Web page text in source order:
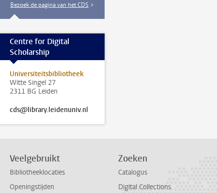
Bezoek de pagina van het CDS
Centre for Digital
Scholarship
Universiteitsbibliotheek
Witte Singel 27
2311 BG Leiden
cds@library.leidenuniv.nl
Veelgebruikt
Bibliotheeklocaties
Openingstijden
Zoeken
Catalogus
Digital Collections